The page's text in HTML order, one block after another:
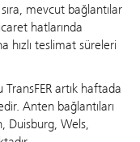
mevcut bağlantılar
hatlarında
hızlı teslimat süreleri
TransFER artık haftada
Anten bağlantıları
Duisburg, Wels,